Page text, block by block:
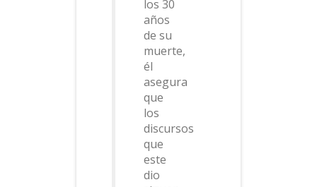
los 30
años
de su
muerte,
él
asegura
que
los
discursos
que
este
dio